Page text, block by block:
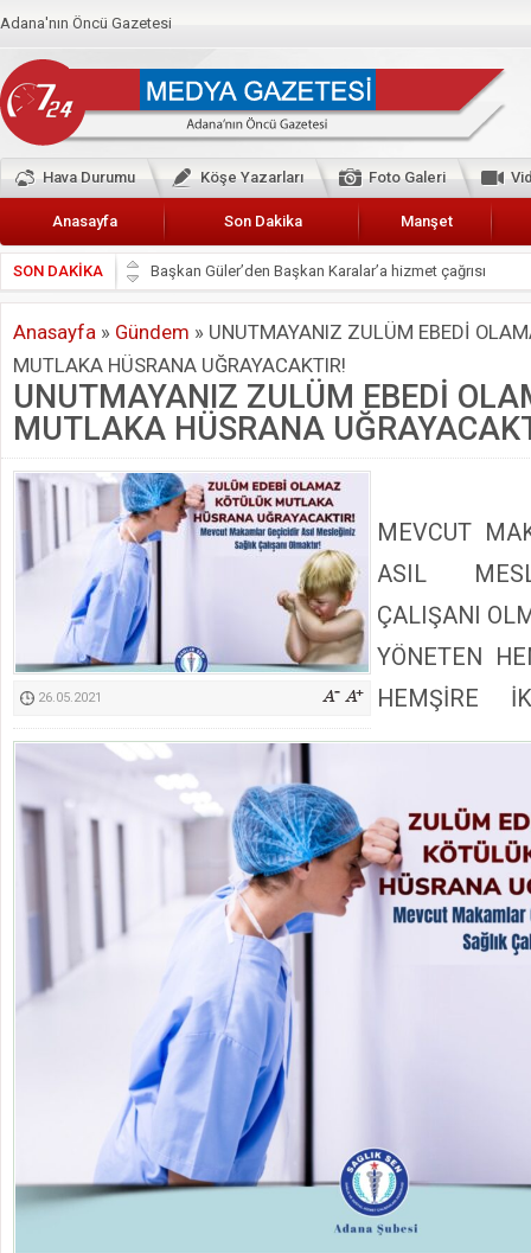
Adana'nın Öncü Gazetesi
Hava Durumu Köşe Yazarları Foto Galeri
Anasayfa Son Dakika Manşet
SON DAKİKA
Başkan Güler’den Başkan Karalar’a hizmet çağrısı
Lokantacılar ve Kebapçılar Esnaf Odası Başkanı Şefik
Hak-İş Abdurrahman Yücel
HDP İL BİNASININ ÖNÜNDE ANNELER TARİH
CEYHAN TİCARET ODASI
BÖLGEMİZ ÇUKUROVA’DA 2019 YILI PAMUK
İyi Parti Yüreğir İlçe Başkanı Enis Akyürek
Kimyasallardan Koruma Derneği Başkanı Cennet Çelik
Anasayfa » Gündem » UNUTMAYANIZ ZULÜM EBEDİ
MUTLAKA HÜSRANA UĞRAYACAKTIR!
UNUTMAYANIZ ZULÜM EBEDİ
MUTLAKA HÜSRANA
26.05.2021
MEVCUT
ASIL
ÇALIŞANI
YÖNETEN
HEMŞİRE